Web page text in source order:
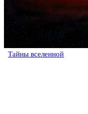
Тайны вселенной